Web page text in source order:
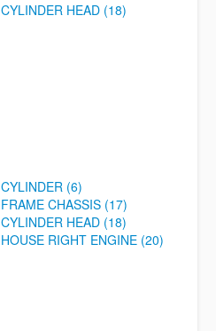
CYLINDER HEAD (18)
CYLINDER (6)
FRAME CHASSIS (17)
CYLINDER HEAD (18)
HOUSE RIGHT ENGINE (20)